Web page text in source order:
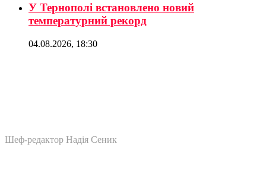
У Тернополі встановлено новий
температурний рекорд
04.08.2026, 18:30
Шеф-редактор Надія Сеник